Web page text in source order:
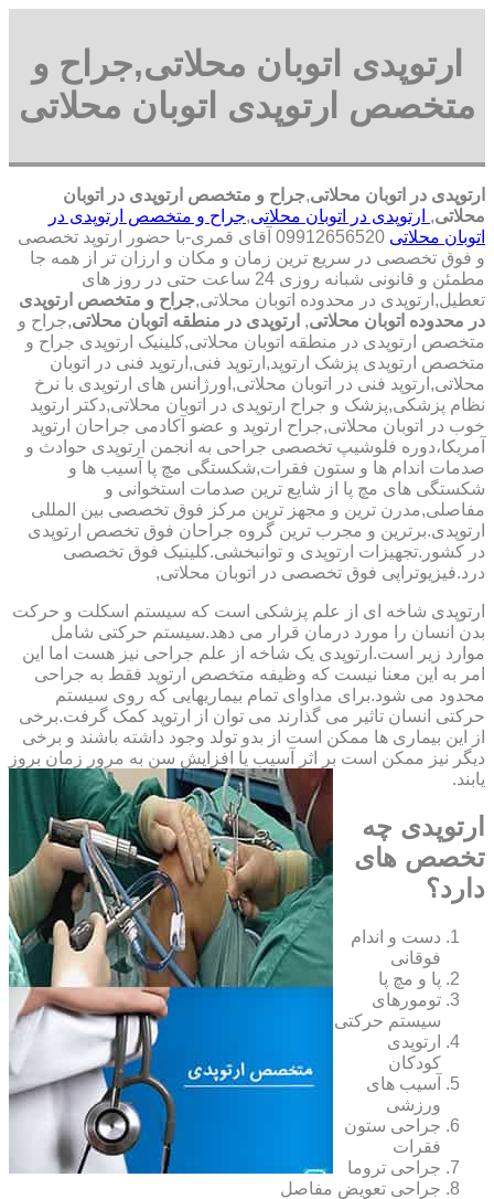
ارتوپدی اتوبان محلاتی,جراح و
متخصص ارتوپدی اتوبان محلاتی
ارتوپدی در اتوبان محلاتی,جراح و متخصص ارتوپدی در اتوبان
محلاتی, ارتوپدی در اتوبان محلاتی,جراح و متخصص ارتوپدی در
اتوبان محلاتی
09912656520 آقای قمری-با حضور ارتوپد تخصصی
و فوق تخصصی در سریع ترین زمان و مکان و ارزان تر از همه جا
مطمئن و قانونی شبانه روزی 24 ساعت حتی در روز های
تعطیل,ارتوپدی در محدوده اتوبان محلاتی,جراح و متخصص ارتوپدی
در محدوده اتوبان محلاتی, ارتوپدی در منطقه اتوبان محلاتی,جراح و
متخصص ارتوپدی در منطقه اتوبان محلاتی,کلینیک ارتوپدی جراح و
متخصص ارتوپدی پزشک ارتوپد,ارتوپد فنی,ارتوپد فنی در اتوبان
محلاتی,ارتوپد فنی در اتوبان محلاتی,اورژانس های ارتوپدی با نرخ
نظام پزشکی,پزشک و جراح ارتوپدی در اتوبان محلاتی,دکتر ارتوپد
خوب در اتوبان محلاتی,جراح ارتوپد و عضو آکادمی جراحان ارتوپد
آمریکا،دوره فلوشیپ تخصصی جراحی به انجمن ارتوپدی حوادث و
صدمات اندام ها و ستون فقرات,شکستگی مچ پا آسیب ها و
شکستگی های مچ پا از شایع ترین صدمات استخوانی و
مفاصلی,مدرن ترین و مجهز ترین مرکز فوق تخصصی بین المللی
ارتوپدی.برترین ‏و ‏مجرب ‏ترین ‏گروه ‏جراحان ‏فوق ‏تخصص ‏ارتوپدی
‏در ‏کشور.تجهیزات ارتوپدی و توانبخشی.کلینیک فوق تخصصی
درد.فیزیوتراپی فوق تخصصی در اتوبان محلاتی,
ارتوپدی شاخه ای از علم پزشکی است که سیستم اسکلت و حرکت
بدن انسان را مورد درمان قرار می دهد.سیستم حرکتی شامل
موارد زیر است.ارتوپدی یک شاخه از علم جراحی نیز هست اما این
امر به این معنا نیست که وظیفه متخصص ارتوپد فقط به جراحی
محدود می شود.برای مداوای تمام بیماریهایی که روی سیستم
حرکتی انسان تاثیر می گذارند می توان از ارتوپد کمک گرفت.برخی
از این بیماری ها ممکن است از بدو تولد وجود داشته باشند و برخی
دیگر نیز ممکن است بر اثر آسیب یا افزایش سن به مرور زمان بروز
یابند.
ارتوپدی چه
تخصص های
دارد؟
دست و اندام
فوقانی
پا و مچ پا
تومورهای
سیستم حرکتی
ارتوپدی
کودکان
آسیب های
ورزشی
جراحی ستون
فقرات
جراحی تروما
جراحی تعویض مفاصل